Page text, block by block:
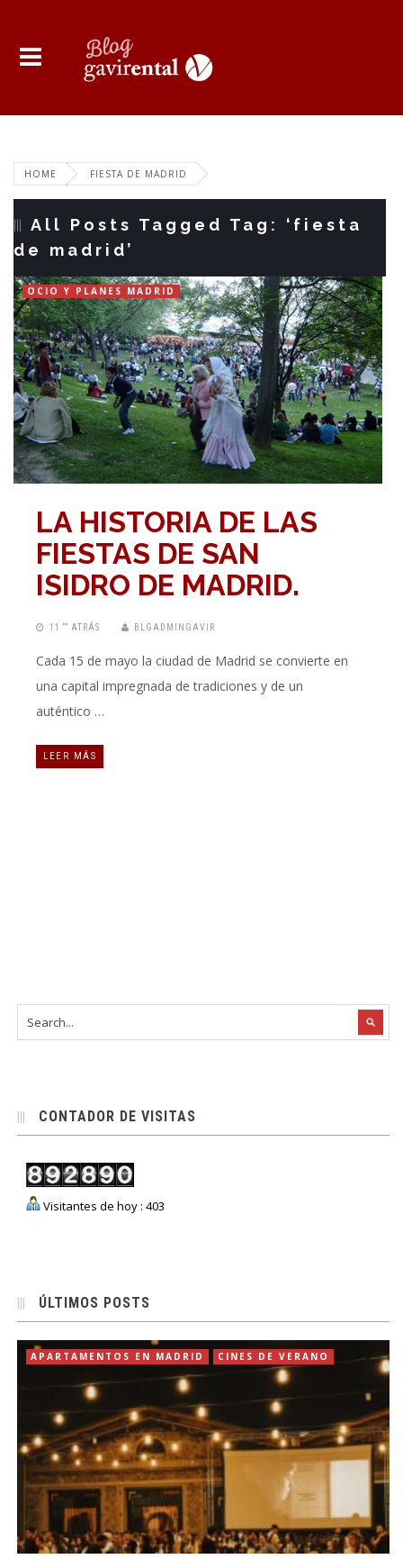
HOME FIESTA DE MADRID
All Posts Tagged Tag: ‘fiesta
de madrid’
OCIO Y PLANES MADRID
LA HISTORIA DE LAS
FIESTAS DE SAN
ISIDRO DE MADRID.
11 “” ATRÁS BLGADMINGAVIR
Cada 15 de mayo la ciudad de Madrid se convierte en
una capital impregnada de tradiciones y de un
auténtico …
LEER MÁS
CONTADOR DE VISITAS
Visitantes de hoy : 403
ÚLTIMOS POSTS
APARTAMENTOS EN MADRID CINES DE VERANO